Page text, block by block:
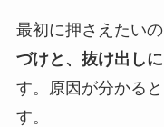
最初に押さえたい
づけと、抜け出し
す。原因が分かる
す。